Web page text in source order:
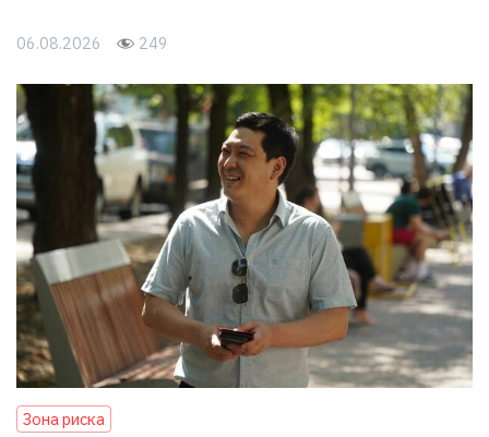
06.08.2026 249
Зона риска